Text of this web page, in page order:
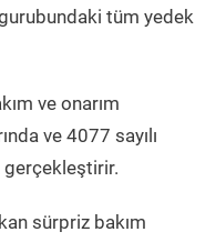
tüm yedek
ve onarım
ve 4077 sayılı
gerçekleştirir.
sürpriz bakım